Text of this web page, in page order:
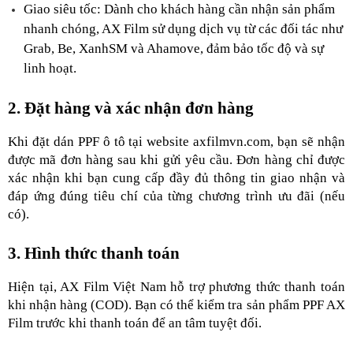
Giao siêu tốc: Dành cho khách hàng cần nhận sản phẩm
nhanh chóng, AX Film sử dụng dịch vụ từ các đối tác như
Grab, Be, XanhSM và Ahamove, đảm bảo tốc độ và sự
linh hoạt.
2. Đặt hàng và xác nhận đơn hàng
Khi đặt dán PPF ô tô tại website axfilmvn.com, bạn sẽ nhận
được mã đơn hàng sau khi gửi yêu cầu. Đơn hàng chỉ được
xác nhận khi bạn cung cấp đầy đủ thông tin giao nhận và
đáp ứng đúng tiêu chí của từng chương trình ưu đãi (nếu
có).
3. Hình thức thanh toán
Hiện tại, AX Film Việt Nam hỗ trợ phương thức thanh toán
khi nhận hàng (COD). Bạn có thể kiểm tra sản phẩm PPF AX
Film trước khi thanh toán để an tâm tuyệt đối.